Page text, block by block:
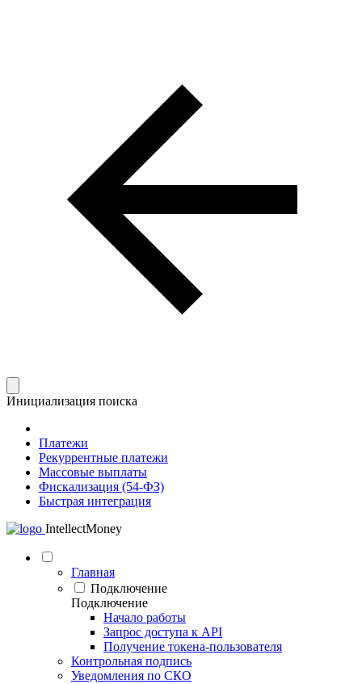
Инициализация поиска
Платежи
Рекуррентные платежи
Массовые выплаты
Фискализация (54-ФЗ)
Быстрая интеграция
IntellectMoney
Главная
Подключение
Подключение
Начало работы
Запрос доступа к API
Получение токена-пользователя
Контрольная подпись
Уведомления по СКО